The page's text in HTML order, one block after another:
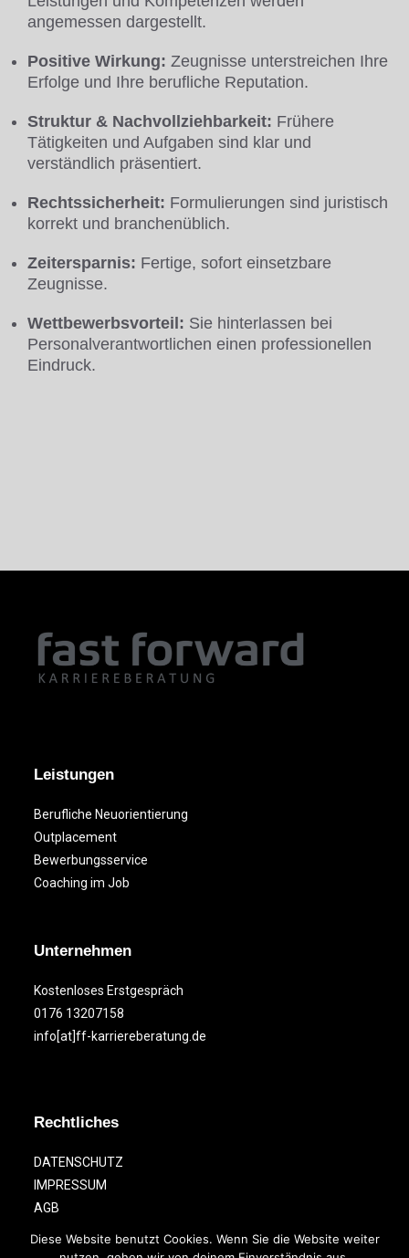
angemessen dargestellt.
Positive Wirkung: Zeugnisse unterstreichen Ihre
Erfolge und Ihre berufliche Reputation.
Struktur & Nachvollziehbarkeit: Frühere
Tätigkeiten und Aufgaben sind klar und
verständlich präsentiert.
Rechtssicherheit: Formulierungen sind juristisch
korrekt und branchenüblich.
Zeitersparnis: Fertige, sofort einsetzbare
Zeugnisse.
Wettbewerbsvorteil: Sie hinterlassen bei
Personalverantwortlichen einen professionellen
Eindruck.
Leistungen
Berufliche Neuorientierung
Outplacement
Bewerbungsservice
Coaching im Job
Unternehmen
Kostenloses Erstgespräch
0176 13207158
info[at]ff-karriereberatung.de
Rechtliches
DATENSCHUTZ
IMPRESSUM
AGB
Diese Website benutzt Cookies. Wenn Sie die Website weiter